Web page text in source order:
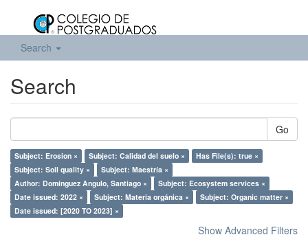
Search
Search
Go
Subject: Erosion × Subject: Calidad del suelo ×
Has File(s): true ×
Subject: Soil quality ×
Subject: Maestría ×
Author: Domínguez Angulo, Santiago ×
Subject: Ecosystem services ×
Date issued: 2022 ×
Subject: Materia orgánica ×
Subject: Organic matter ×
Date issued: [2020 TO 2023] ×
Show Advanced Filters